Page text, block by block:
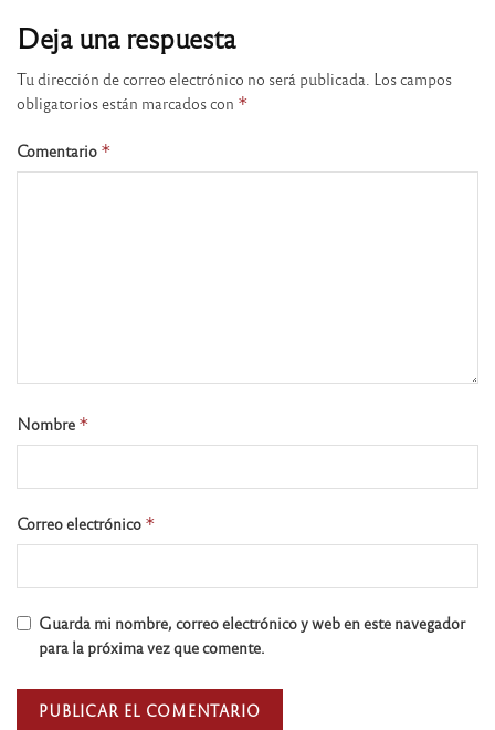
Deja una respuesta
Tu dirección de correo electrónico no será publicada. Los campos
obligatorios están marcados con *
Comentario *
Nombre *
Correo electrónico *
Guarda mi nombre, correo electrónico y web en este navegador
para la próxima vez que comente.